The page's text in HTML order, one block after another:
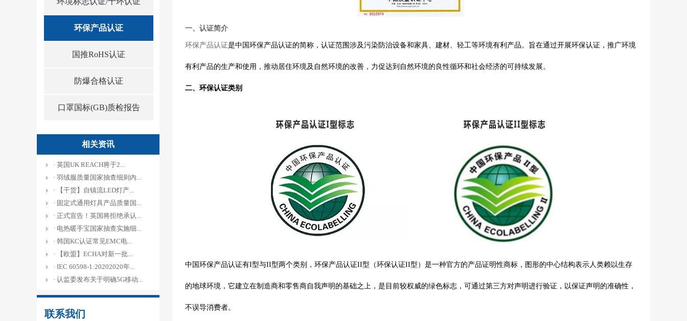
环保产品认证
国推RoHS认证
防爆合格认证
口罩国标(GB)质检报告
相关资讯
· 英国UK REACH将于2...
· 羽绒服质量国家抽查细则内...
· 【干货】自镇流LED灯产...
· 固定式通用灯具产品质量国...
· 正式宣告！英国将拒绝承认...
· 电热暖手宝国家抽查实施细...
· 韩国KC认证常见EMC电...
· 【欧盟】ECHA对新一批...
· IEC 60598-1:20202020年...
· 认监委发布关于明确5G移动...
联系我们
一、认证简介
环保产品认证是中国环保产品认证的简称，认证范围涉及污染防治设备和家具、建材、轻工等环境有利产品。旨在通过开展环保认证，推广环境
有利产品的生产和使用，推动居住环境及自然环境的改善，力促达到自然环境的良性循环和社会经济的可持续发展。
二、 环保认证类别
中国环保产品认证有I型与II型两个类别， 环保产品认证II型 （环保认证II型）是一种官方的产品证明性商标，图形的中心结构表示人类赖以生存
的地球环境，它建立在制造商和零售商自我声明的基础之上，是目前较权威的绿色标志，可通过第三方对声明进行验证，以保证声明的准确性，
不误导消费者。